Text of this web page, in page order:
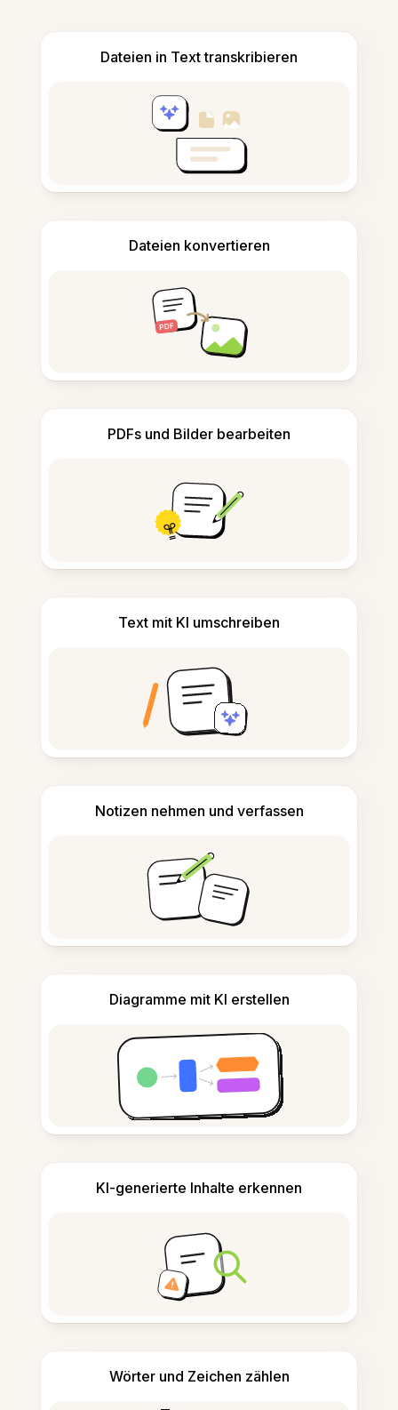
Dateien in Text transkribieren
Dateien konvertieren
PDFs und Bilder bearbeiten
Text mit KI umschreiben
Notizen nehmen und verfassen
Diagramme mit KI erstellen
KI-generierte Inhalte erkennen
Wörter und Zeichen zählen